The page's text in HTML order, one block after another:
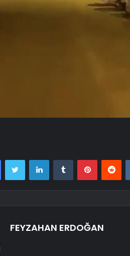
FacebookTwitter LinkedInTumblr Pinterest
FEYZAHAN ERDOĞAN